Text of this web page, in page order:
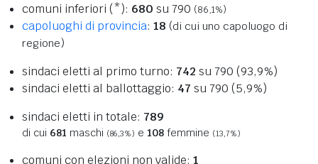
comuni inferiori (*): 680 su 790 (86,1%)
capoluoghi di provincia: 18 (di cui uno capoluogo di
regione)
sindaci eletti al primo turno: 742 su 790 (93,9%)
sindaci eletti al ballottaggio: 47 su 790 (5,9%)
sindaci eletti in totale: 789
di cui 681 maschi (86,3%) e 108 femmine (13,7%)
comuni con elezioni non valide: 1